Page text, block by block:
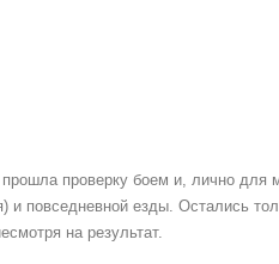
проверку боем и, лично для
и повседневной езды. Остались
на результат.